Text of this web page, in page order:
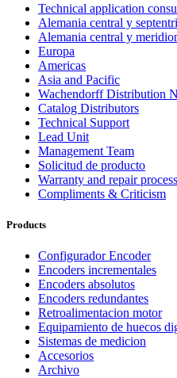
Technical application
Alemania central y
Alemania central y
Europa
Americas
Asia and Pacific
Wachendorff Distribution
Catalog Distributors
Technical Support
Lead Unit
Management Team
Solicitud de producto
Warranty and repair
Compliments & Criticism
Products
Configurador Encoder
Encoders incrementales
Encoders absolutos
Encoders redundantes
Retroalimentacion motor
Equipamiento de huecos
Sistemas de medicion
Accesorios
Archivo